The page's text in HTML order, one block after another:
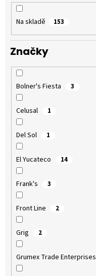
Na skladě 153
Značky
Bolner's Fiesta 3
Celusal 1
Del Sol 1
El Yucateco 14
Frank's 3
Front Line 2
Grig 2
Grumex Trade Enterprises